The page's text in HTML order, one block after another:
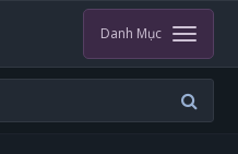
Danh Mục